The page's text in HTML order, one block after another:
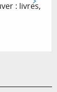
: livres,